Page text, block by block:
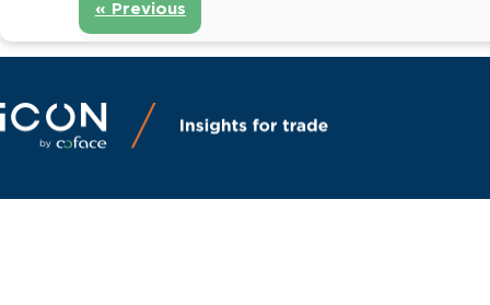
« Previous